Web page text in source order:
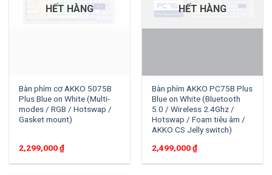
HẾT HÀNG
Bàn phím cơ AKKO 5075B
Plus Blue on White (Multi-
modes / RGB / Hotswap /
Gasket mount)
2,299,000₫
HẾT HÀNG
Bàn phím AKKO PC75B Plus
Blue on White (Bluetooth
5.0 / Wireless 2.4Ghz /
Hotswap / Foam tiêu âm /
AKKO CS Jelly switch)
2,499,000₫